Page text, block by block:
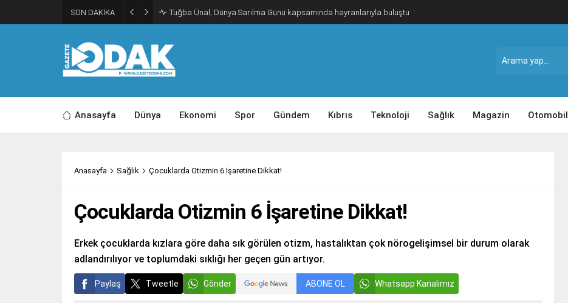
SON DAKİKA Tuğba Ünal, Dünya Sarılma Günü kapsamında hayranlarıyla buluştu
Anasayfa Dünya Ekonomi Spor Gündem Kıbrıs Teknoloji Sağlık Magazin Otomobil
Anasayfa Sağlık Çocuklarda Otizmin 6 İşaretine Dikkat!
Çocuklarda Otizmin 6 İşaretine Dikkat!
Erkek çocuklarda kızlara göre daha sık görülen otizm, hastalıktan çok nörogelişimsel bir durum olarak
adlandırılıyor ve toplumdaki sıklığı her geçen gün artıyor.
Paylaş Tweetle Gönder ABONE OL Whatsapp Kanalımız